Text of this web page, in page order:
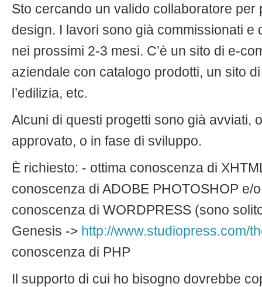
Sto cercando un valido collaboratore per
design. I lavori sono già commissionati e
nei prossimi 2-3 mesi. C’è un sito di e-
aziendale con catalogo prodotti, un sito
l’edilizia, etc.
Alcuni di questi progetti sono già avviati,
approvato, o in fase di sviluppo.
È richiesto: - ottima conoscenza di
conoscenza di ADOBE PHOTOSHOP e/
conoscenza di WORDPRESS (sono
Genesis -> http://www.studiopress.com/
conoscenza di PHP
Il supporto di cui ho bisogno dovrebbe